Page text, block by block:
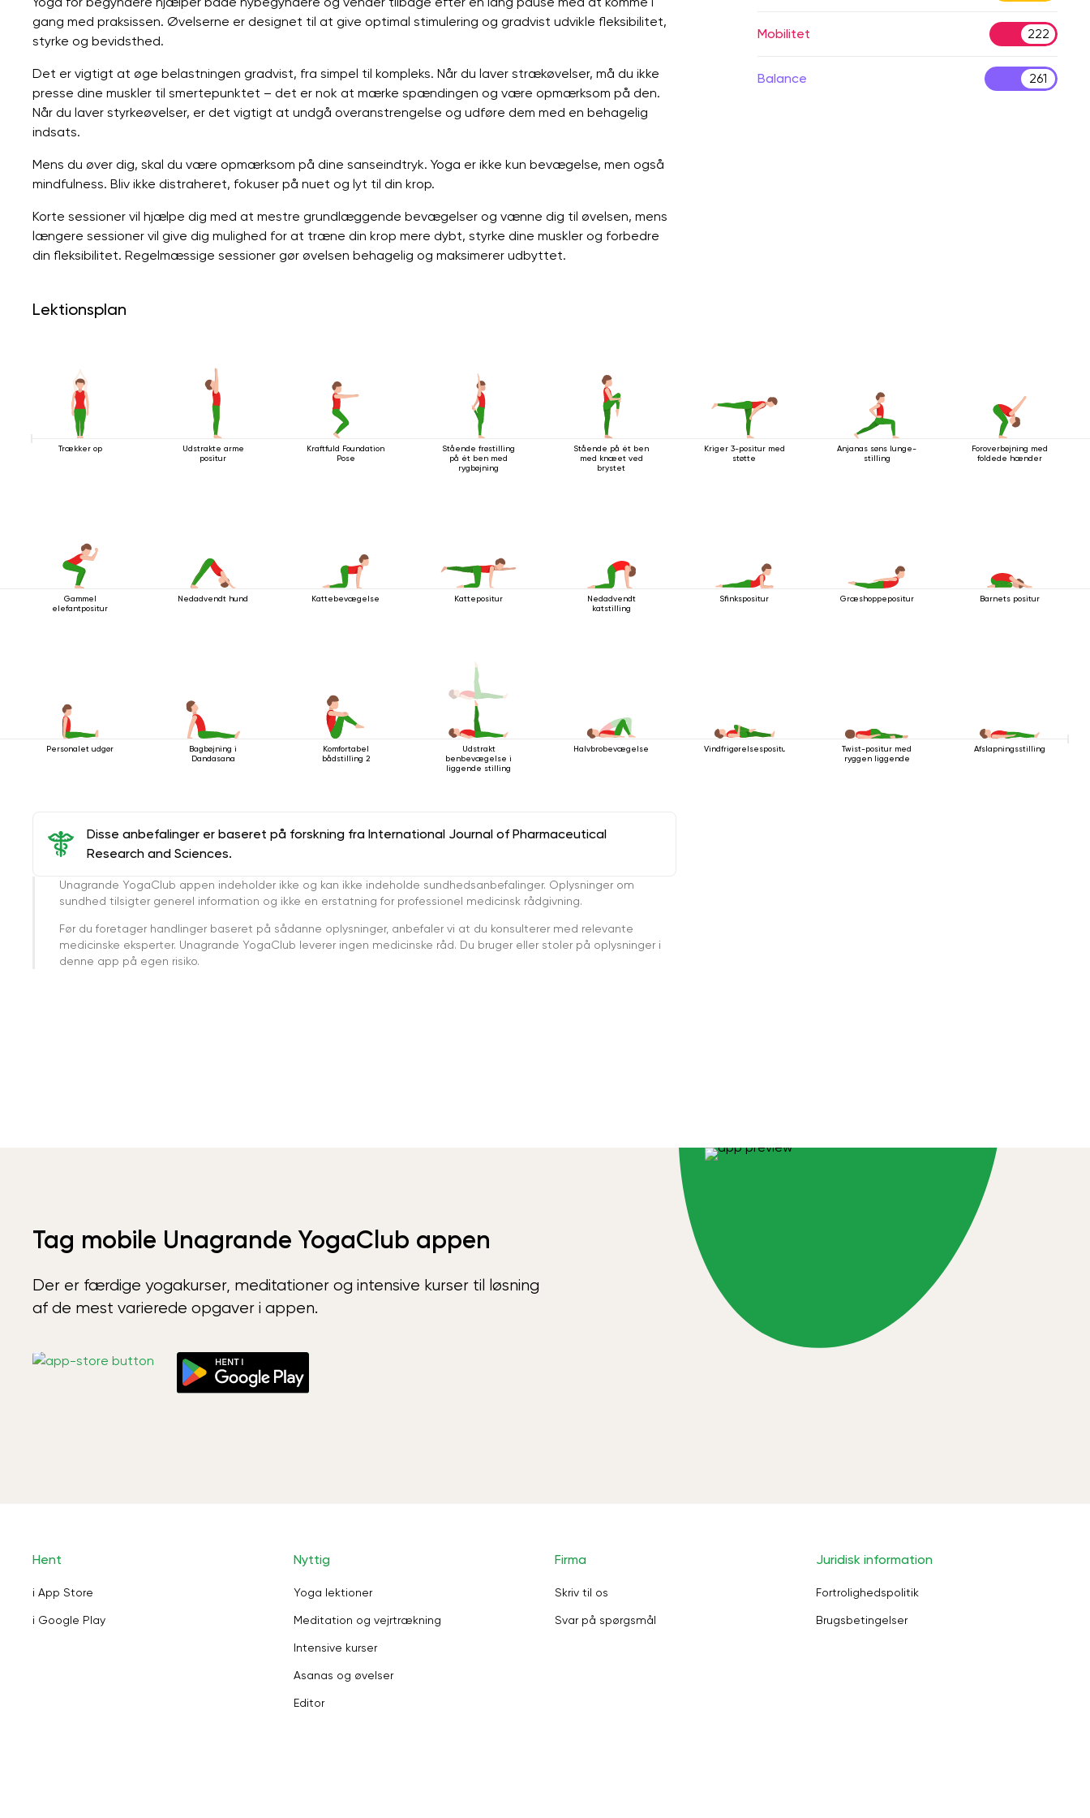
gang med praksissen. Øvelserne er designet til at give optimal stimulering og gradvist udvikle fleksibilitet,
styrke og bevidsthed.
Det er vigtigt at øge belastningen gradvist, fra simpel til kompleks. Når du laver strækøvelser, må du ikke
presse dine muskler til smertepunktet – det er nok at mærke spændingen og være opmærksom på den.
Når du laver styrkeøvelser, er det vigtigt at undgå overanstrengelse og udføre dem med en behagelig
indsats.
Mens du øver dig, skal du være opmærksom på dine sanseindtryk. Yoga er ikke kun bevægelse, men også
mindfulness. Bliv ikke distraheret, fokuser på nuet og lyt til din krop.
Korte sessioner vil hjælpe dig med at mestre grundlæggende bevægelser og vænne dig til øvelsen, mens
længere sessioner vil give dig mulighed for at træne din krop mere dybt, styrke dine muskler og forbedre
din fleksibilitet. Regelmæssige sessioner gør øvelsen behagelig og maksimerer udbyttet.
Mobilitet 222
Balance 261
Lektionsplan
Trækker op
Udstrakte arme
positur
Kraftfuld Foundation
Pose
Stående frøstilling
på ét ben med
rygbøjning
Stående på ét ben
med knæet ved
brystet
Kriger 3-positur med
støtte
Anjanas søns lunge-
stilling
Foroverbøjning med
foldede hænder
Gammel
elefantpositur
Nedadvendt hund Kattebevægelse Kattepositur
Nedadvendt
katstilling
Sfinkspositur Græshoppepositur Barnets positur
Personalet udgør
Bagbøjning i
Dandasana
Komfortabel
bådstilling 2
Udstrakt
benbevægelse i
liggende stilling
Halvbrobevægelse Vindfrigørelsespositur
Twist-positur med
ryggen liggende
Afslapningsstilling
Disse anbefalinger er baseret på forskning fra International Journal of Pharmaceutical
Research and Sciences.
Unagrande YogaClub appen indeholder ikke og kan ikke indeholde sundhedsanbefalinger. Oplysninger om
sundhed tilsigter generel information og ikke en erstatning for professionel medicinsk rådgivning.
Før du foretager handlinger baseret på sådanne oplysninger, anbefaler vi at du konsulterer med relevante
medicinske eksperter. Unagrande YogaClub leverer ingen medicinske råd. Du bruger eller stoler på oplysninger i
denne app på egen risiko.
Tag mobile Unagrande YogaClub appen
Der er færdige yogakurser, meditationer og intensive kurser til løsning
af de mest varierede opgaver i appen.
Hent
i App Store
i Google Play
Nyttig
Yoga lektioner
Meditation og vejrtrækning
Intensive kurser
Asanas og øvelser
Editor
Firma
Skriv til os
Svar på spørgsmål
Juridisk information
Fortrolighedspolitik
Brugsbetingelser